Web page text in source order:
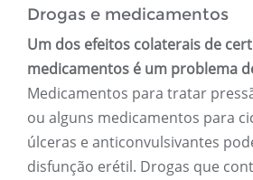
Drogas e medicamentos
Um dos efeitos colaterais de
medicamentos é um problema
Medicamentos para tratar
ou alguns medicamentos para
úlceras e anticonvulsivantes
disfunção erétil. Drogas que